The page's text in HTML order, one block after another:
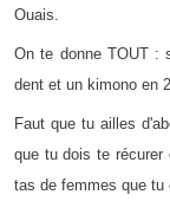
Ouais.
On te donne TOUT :
dent et un kimono en
Faut que tu ailles
que tu dois te
tas de femmes que tu